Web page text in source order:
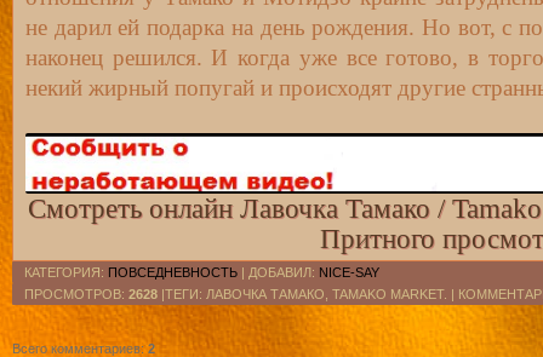
не дарил ей подарка на день рождения. Но вот, с
наконец решился. И когда уже все готово, в
некий жирный попугай и происходят другие
Смотреть онлайн Лавочка Тамако /
Притного
КАТЕГОРИЯ: ПОВСЕДНЕВНОСТЬ | ДОБАВИЛ: NICE-SAY
ПРОСМОТРОВ: 2628 |ТЕГИ: ЛАВОЧКА ТАМАКО, TAMAKO MARKET. |
Всего комментариев:2